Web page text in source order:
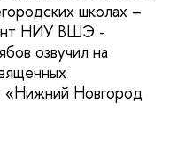
школах –
НИУ ВШЭ -
озвучил на
«Нижний Новгород